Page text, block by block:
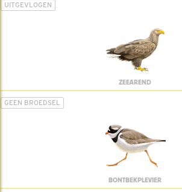
UITGEVLOGEN
ZEEAREND
GEEN BROEDSEL
BONTBEKPLEVIER